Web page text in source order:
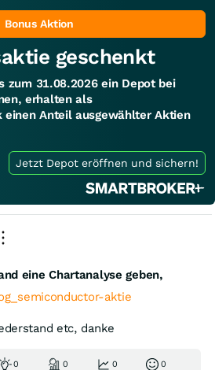
Bonus Aktion
geschenkt
zum 31.08.2026 ein Depot bei
erhalten als
einen Anteil ausgewählter Aktien
Jetzt Depot eröffnen und sichern!
eine Chartanalyse geben,
aktie
etc, danke
0 0 0 0